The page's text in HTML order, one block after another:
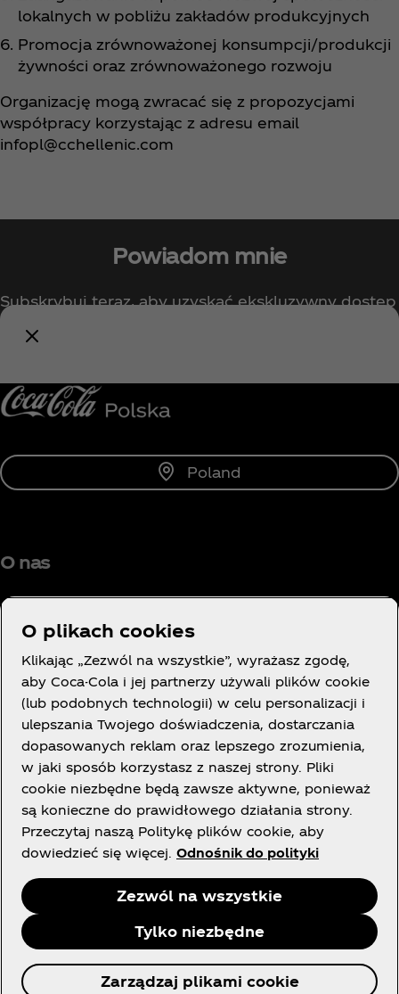
lokalnych w pobliżu zakładów produkcyjnych
Promocja zrównoważonej konsumpcji/produkcji
żywności oraz zrównoważonego rozwoju
Organizację mogą zwracać się z propozycjami
współpracy korzystając z adresu email
infopl@cchellenic.com
Powiadom mnie
Subskrybuj teraz, aby uzyskać ekskluzywny dostęp
do wszystkiego, co związane z Coca‑Cola!
Poland
O nas
Potrzebujesz pomocy?
LEGAL
Facebook
X Instagram
Youtube
© 2026 The Coca‑Cola Company. Wszelkie prawa
O plikach cookies
Klikając „Zezwól na wszystkie”, wyrażasz zgodę,
aby Coca-Cola i jej partnerzy używali plików cookie
(lub podobnych technologii) w celu personalizacji i
ulepszania Twojego doświadczenia, dostarczania
dopasowanych reklam oraz lepszego zrozumienia,
w jaki sposób korzystasz z naszej strony. Pliki
cookie niezbędne będą zawsze aktywne, ponieważ
są konieczne do prawidłowego działania strony.
Przeczytaj naszą Politykę plików cookie, aby
dowiedzieć się więcej. Odnośnik do polityki
Zezwól na wszystkie
Tylko niezbędne
Zarządzaj plikami cookie